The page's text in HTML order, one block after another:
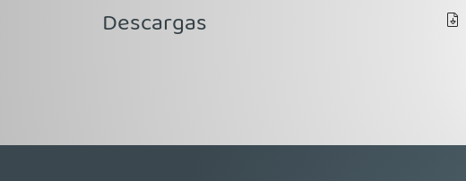
Descargas